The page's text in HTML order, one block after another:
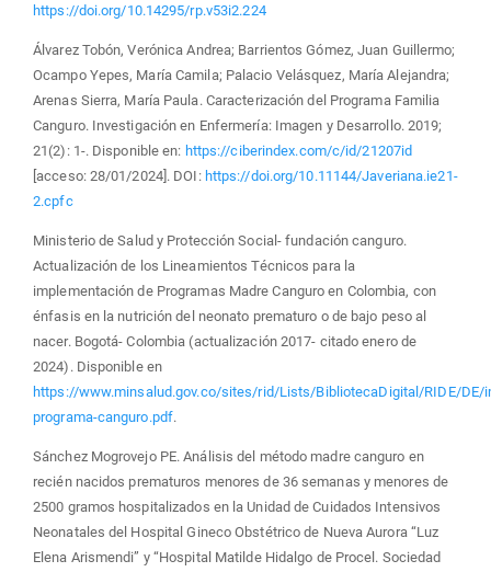
https://doi.org/10.14295/rp.v53i2.224
Álvarez Tobón, Verónica Andrea; Barrientos Gómez, Juan Guillermo;
Ocampo Yepes, María Camila; Palacio Velásquez, María Alejandra;
Arenas Sierra, María Paula. Caracterización del Programa Familia
Canguro. Investigación en Enfermería: Imagen y Desarrollo. 2019;
21(2): 1-. Disponible en: https://ciberindex.com/c/id/21207id
[acceso: 28/01/2024]. DOI: https://doi.org/10.11144/Javeriana.ie21-
2.cpfc
Ministerio de Salud y Protección Social- fundación canguro.
Actualización de los Lineamientos Técnicos para la
implementación de Programas Madre Canguro en Colombia, con
énfasis en la nutrición del neonato prematuro o de bajo peso al
nacer. Bogotá- Colombia (actualización 2017- citado enero de
2024). Disponible en
https://www.minsalud.gov.co/sites/rid/Lists/BibliotecaDigital/RIDE/DE/
programa-canguro.pdf.
Sánchez Mogrovejo PE. Análisis del método madre canguro en
recién nacidos prematuros menores de 36 semanas y menores de
2500 gramos hospitalizados en la Unidad de Cuidados Intensivos
Neonatales del Hospital Gineco Obstétrico de Nueva Aurora “Luz
Elena Arismendi” y “Hospital Matilde Hidalgo de Procel. Sociedad